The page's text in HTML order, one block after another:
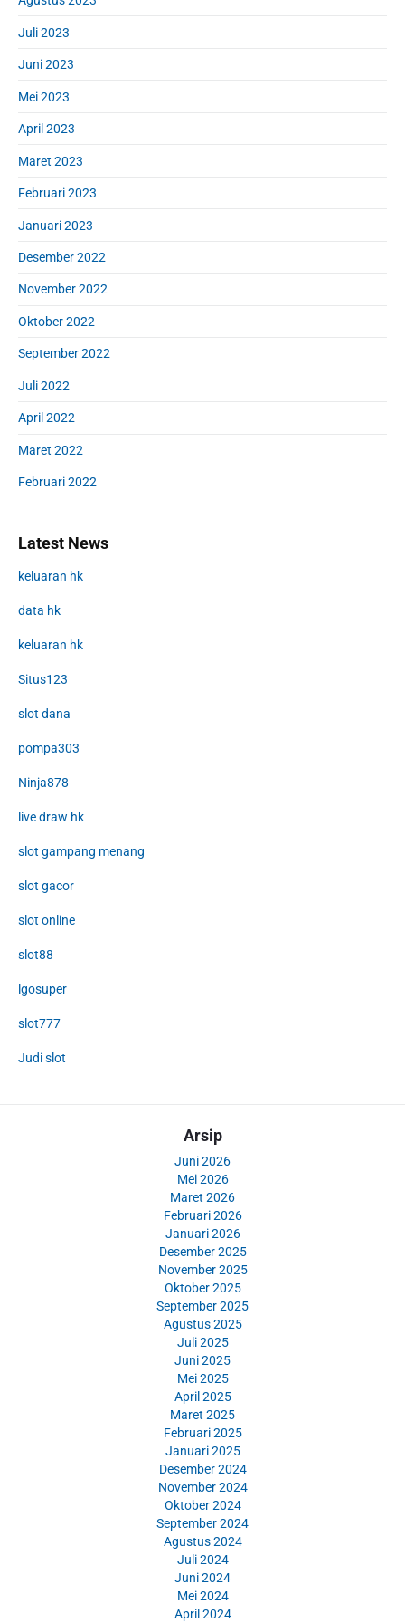
Juli 2023
Juni 2023
Mei 2023
April 2023
Maret 2023
Februari 2023
Januari 2023
Desember 2022
November 2022
Oktober 2022
September 2022
Juli 2022
April 2022
Maret 2022
Februari 2022
Latest News
keluaran hk
data hk
keluaran hk
Situs123
slot dana
pompa303
Ninja878
live draw hk
slot gampang menang
slot gacor
slot online
slot88
lgosuper
slot777
Judi slot
Arsip
Juni 2026
Mei 2026
Maret 2026
Februari 2026
Januari 2026
Desember 2025
November 2025
Oktober 2025
September 2025
Agustus 2025
Juli 2025
Juni 2025
Mei 2025
April 2025
Maret 2025
Februari 2025
Januari 2025
Desember 2024
November 2024
Oktober 2024
September 2024
Agustus 2024
Juli 2024
Juni 2024
Mei 2024
April 2024